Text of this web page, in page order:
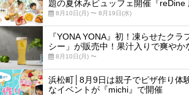
題の夏休みビュッフェ開催『reDine
8月10日(月) 〜 8月19日(水)
『YONA YONA』初！凍らせたクラ
シー」が販売中！果汁入りで爽やか
8月10日(月) 〜
浜松町│8月9日は親子でピザ作り体
なイベントが『michi』で開催